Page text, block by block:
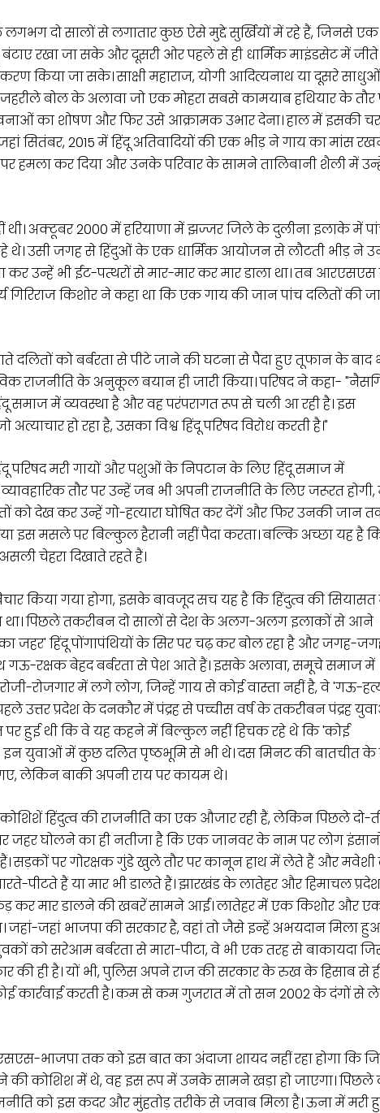
दो सालों से लगातार कुछ ऐसे मुद्दे सुर्खियों में रहे हैं, जिनसे एक
रखा जा सके और दूसरी ओर पहले से ही धार्मिक माइंडसेट में जीते
किया जा सके। साक्षी महाराज, योगी आदित्यनाथ या दूसरे
बोल के अलावा जो एक मोहरा सबसे कामयाब हथियार के तौर
का शोषण और फिर उसे आक्रामक उभार देना। हाल में इसकी
सितंबर, 2015 में हिंदू अतिवादियों की एक भीड़ ने गाय का मांस
हमला कर दिया और उनके परिवार के सामने तालिबानी शैली में
अक्टूबर 2000 में हरियाणा में झज्जर जिले के दुलीना इलाके में
थे। उसी जगह से हिंदुओं के एक धार्मिक आयोजन से लौटती भीड़ ने
कर उन्हें भी ईंट-पत्थरों से मार-मार कर मार डाला था। तब
गिरिराज किशोर ने कहा था कि एक गाय की जान पांच दलितों की
दलितों को बर्बरता से पीटे जाने की घटना से पैदा हुए तूफान के बाद
राजनीति के अनुकूल बयान ही जारी किया। परिषद ने कहा-
समाज में व्यवस्था है और वह परंपरागत रूप से चली आ रही है। इस
हो रहा है, उसका विश्व हिंदू परिषद विरोध करती है।"
परिषद मरी गायों और पशुओं के निपटान के लिए हिंदू समाज में
तौर पर उन्हें जब भी अपनी राजनीति के लिए जरूरत होगी,
को देख कर उन्हें गो-हत्यारा घोषित कर देंगें और फिर उनकी जान
इस मसले पर बिल्कुल हैरानी नहीं पैदा करता। बल्कि अच्छा यह है
चेहरा दिखाते रहते हैं।
किया गया होगा, इसके बावजूद सच यह है कि हिंदुत्व की
था। पिछले तकरीबन दो सालों से देश के अलग-अलग इलाकों से आने
जहर' हिंदू पोंगापंथियों के सिर पर चढ़ कर बोल रहा है और जगह-
गऊ-रक्षक बेहद बर्बरता से पेश आते हैं। इसके अलावा, समूचे समाज में
रोजगार में लगे लोग, जिन्हें गाय से कोई वास्ता नहीं है, वे 'गऊ-
उत्तर प्रदेश के दनकौर में पंद्रह से पच्चीस वर्ष के तकरीबन पंद्रह
हुई थी कि वे यह कहने में बिल्कुल नहीं हिचक रहे थे कि 'कोई
इन युवाओं में कुछ दलित पृष्ठभूमि से भी थे। दस मिनट की बातचीत के
लेकिन बाकी अपनी राय पर कायम थे।
हिंदुत्व की राजनीति का एक औजार रही हैं, लेकिन पिछले दो-
जहर घोलने का ही नतीजा है कि एक जानवर के नाम पर लोग
पर गोरक्षक गुंडे खुले तौर पर कानून हाथ में लेते हैं और
पीटते हैं या मार भी डालते हैं। झारखंड के लातेहर और हिमाचल
कर मार डालने की खबरें सामने आईं। लातेहर में एक किशोर और
जहां-जहां भाजपा की सरकार है, वहां तो जैसे इन्हें अभयदान मिला
को सरेआम बर्बरता से मारा-पीटा, वे भी एक तरह से बाकायदा
की ही है। यों भी, पुलिस अपने राज की सरकार के रुख के हिसाब से
कार्रवाई करती है। कम से कम गुजरात में तो सन 2002 के दंगों से
भाजपा तक को इस बात का अंदाजा शायद नहीं रहा होगा कि
की कोशिश में थे, वह इस रूप में उनके सामने खड़ा हो जाएगा। पिछले
को इस कदर और मुंहतोड़ तरीके से जवाब मिला है। ऊना में मरी